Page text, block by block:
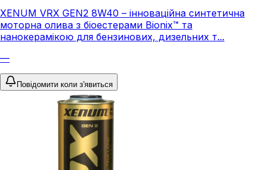
XENUM VRX GEN2 8W40 – інноваційна синтетична
моторна олива з біоестерами Bionix™ та
нанокерамікою для бензинових, дизельних т...
—
Повідомити коли з'явиться